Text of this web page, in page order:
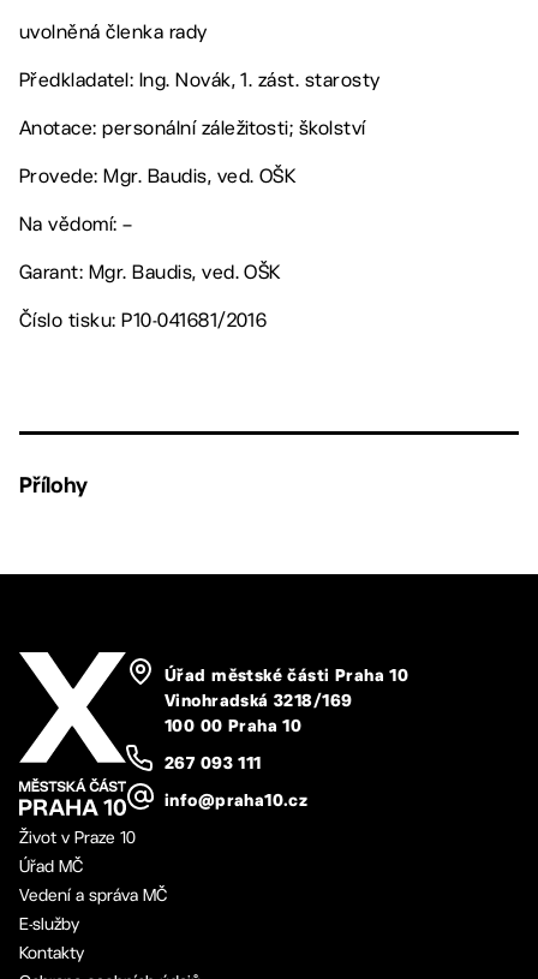
uvolněná členka rady
Předkladatel: Ing. Novák, 1. zást. starosty
Anotace: personální záležitosti; školství
Provede: Mgr. Baudis, ved. OŠK
Na vědomí: –
Garant: Mgr. Baudis, ved. OŠK
Číslo tisku: P10-041681/2016
Přílohy
Úřad městské části Praha 10
Vinohradská 3218/169
100 00 Praha 10
267 093 111
info@praha10.cz
Život v Praze 10
Úřad MČ
Vedení a správa MČ
E-služby
Kontakty